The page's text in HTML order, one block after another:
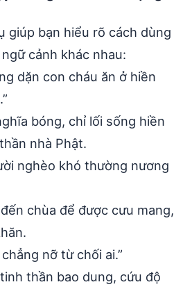
giúp bạn hiểu rõ cách dùng
cảnh khác nhau:
dặn con cháu ăn ở hiền
bóng, chỉ lối sống hiền
nhà Phật.
nghèo khó thường nương
chùa để được cưu mang,
nỡ từ chối ai.”
thần bao dung, cứu độ